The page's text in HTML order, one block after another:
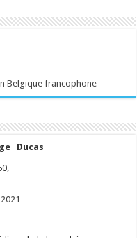
Belgique francophone
Ducas